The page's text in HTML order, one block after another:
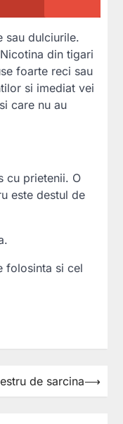
sau dulciurile.
din tigari
foarte reci sau
si imediat vei
care nu au
cu prietenii. O
este destul de
folosinta si cel
de sarcina⟶